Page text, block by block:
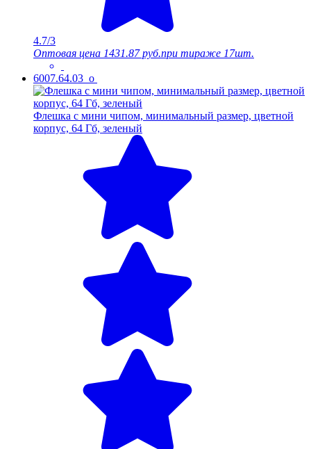
4.7/3
Оптовая цена 1431.87 руб.при тираже 17шт.
6007.64.03_o
Флешка с мини чипом, минимальный размер, цветной
корпус, 64 Гб, зеленый